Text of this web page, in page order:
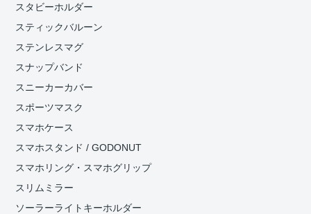
スタビーホルダー
スティックバルーン
ステンレスマグ
スナップバンド
スニーカーカバー
スポーツマスク
スマホケース
スマホスタンド / GODONUT
スマホリング・スマホグリップ
スリムミラー
ソーラーライトキーホルダー